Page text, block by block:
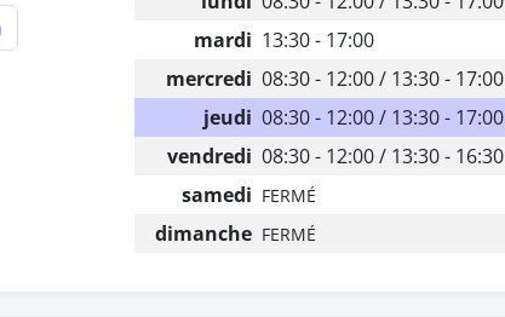
mardi 13:30 - 17:00
mercredi 08:30 - 12:00 / 13:30 - 17:00
jeudi 08:30 - 12:00 / 13:30 - 17:00
vendredi 08:30 - 12:00 / 13:30 - 16:30
samedi FERMÉ
dimanche FERMÉ